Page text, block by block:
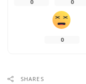
0 0
0
SHARES